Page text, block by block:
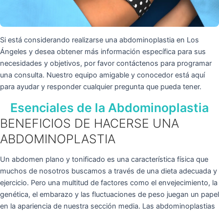
Si está considerando realizarse una abdominoplastia en Los
Ángeles y desea obtener más información específica para sus
necesidades y objetivos, por favor contáctenos para programar
una consulta. Nuestro equipo amigable y conocedor está aquí
para ayudar y responder cualquier pregunta que pueda tener.
Esenciales de la Abdominoplastia
BENEFICIOS DE HACERSE UNA
ABDOMINOPLASTIA
Un abdomen plano y tonificado es una característica física que
muchos de nosotros buscamos a través de una dieta adecuada y
ejercicio. Pero una multitud de factores como el envejecimiento, la
genética, el embarazo y las fluctuaciones de peso juegan un papel
en la apariencia de nuestra sección media. Las abdominoplastias